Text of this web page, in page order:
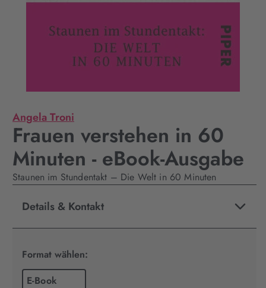
Angela Troni
Frauen verstehen in 60
Minuten - eBook-Ausgabe
Staunen im Stundentakt – Die Welt in 60 Minuten
Details & Kontakt
Format wählen:
E-Book